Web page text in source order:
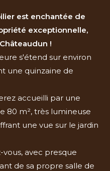
est enchantée de
exceptionnelle,
!
s'étend sur environ
une quinzaine de
accueilli par une
80 m², très lumineuse
une vue sur le jardin
avec presque
de sa propre salle de